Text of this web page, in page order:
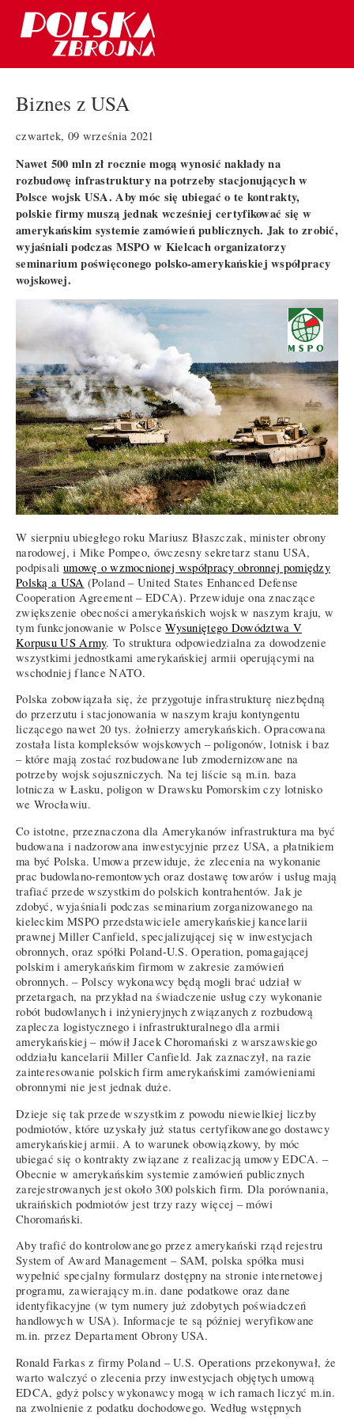
Biznes z USA
czwartek, 09 września 2021
Nawet 500 mln zł rocznie mogą wynosić nakłady na
rozbudowę infrastruktury na potrzeby stacjonujących w
Polsce wojsk USA. Aby móc się ubiegać o te kontrakty,
polskie firmy muszą jednak wcześniej certyfikować się w
amerykańskim systemie zamówień publicznych. Jak to zrobić,
wyjaśniali podczas MSPO w Kielcach organizatorzy
seminarium poświęconego polsko-amerykańskiej współpracy
wojskowej.
W sierpniu ubiegłego roku Mariusz Błaszczak, minister obrony
narodowej, i Mike Pompeo, ówczesny sekretarz stanu USA,
podpisali umowę o wzmocnionej współpracy obronnej pomiędzy
Polską a USA (Poland – United States Enhanced Defense
Cooperation Agreement – EDCA). Przewiduje ona znaczące
zwiększenie obecności amerykańskich wojsk w naszym kraju, w
tym funkcjonowanie w PolsceWysuniętego Dowództwa V
Korpusu US Army. To struktura odpowiedzialna za dowodzenie
wszystkimi jednostkami amerykańskiej armii operującymi na
wschodniej flance NATO.
Polska zobowiązała się, że przygotuje infrastrukturę niezbędną
do przerzutu i stacjonowania w naszym kraju kontyngentu
liczącego nawet 20 tys. żołnierzy amerykańskich. Opracowana
została lista kompleksów wojskowych – poligonów, lotnisk i baz
– które mają zostać rozbudowane lub zmodernizowane na
potrzeby wojsk sojuszniczych. Na tej liście są m.in. baza
lotnicza w Łasku, poligon w Drawsku Pomorskim czy lotnisko
we Wrocławiu.
Co istotne, przeznaczona dla Amerykanów infrastruktura ma być
budowana i nadzorowana inwestycyjnie przez USA, a płatnikiem
ma być Polska. Umowa przewiduje, że zlecenia na wykonanie
prac budowlano-remontowych oraz dostawę towarów i usług mają
trafiać przede wszystkim do polskich kontrahentów. Jak je
zdobyć, wyjaśniali podczas seminarium zorganizowanego na
kieleckim MSPO przedstawiciele amerykańskiej kancelarii
prawnej Miller Canfield, specjalizującej się w inwestycjach
obronnych, oraz spółki Poland-U.S. Operation, pomagającej
polskim i amerykańskim firmom w zakresie zamówień
obronnych. – Polscy wykonawcy będą mogli brać udział w
przetargach, na przykład na świadczenie usług czy wykonanie
robót budowlanych i inżynieryjnych związanych z rozbudową
zaplecza logistycznego i infrastrukturalnego dla armii
amerykańskiej – mówił Jacek Choromański z warszawskiego
oddziału kancelarii Miller Canfield. Jak zaznaczył, na razie
zainteresowanie polskich firm amerykańskimi zamówieniami
obronnymi nie jest jednak duże.
Dzieje się tak przede wszystkim z powodu niewielkiej liczby
podmiotów, które uzyskały już status certyfikowanego dostawcy
amerykańskiej armii. A to warunek obowiązkowy, by móc
ubiegać się o kontrakty związane z realizacją umowy EDCA. –
Obecnie w amerykańskim systemie zamówień publicznych
zarejestrowanych jest około 300 polskich firm. Dla porównania,
ukraińskich podmiotów jest trzy razy więcej – mówi
Choromański.
Aby trafić do kontrolowanego przez amerykański rząd rejestru
System of Award Management – SAM, polska spółka musi
wypełnić specjalny formularz dostępny na stronie internetowej
programu, zawierający m.in. dane podatkowe oraz dane
identyfikacyjne (w tym numery już zdobytych poświadczeń
handlowych w USA). Informacje te są później weryfikowane
m.in. przez Departament Obrony USA.
Ronald Farkas z firmy Poland – U.S. Operations przekonywał, że
warto walczyć o zlecenia przy inwestycjach objętych umową
EDCA, gdyż polscy wykonawcy mogą w ich ramach liczyć m.in.
na zwolnienie z podatku dochodowego. Według wstępnych